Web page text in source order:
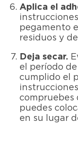
Aplica el
pegamento
residuos y
Deja secar.
el período
cumplido el
compruebes
puedes
en su lugar